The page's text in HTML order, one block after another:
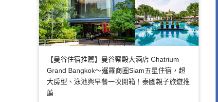
【曼谷住宿推薦】曼谷察殿大酒店 Chatrium
Grand Bangkok～暹羅商圈Siam五星住宿，超
大房型、泳池與早餐一次開箱！泰國親子旅遊推
薦